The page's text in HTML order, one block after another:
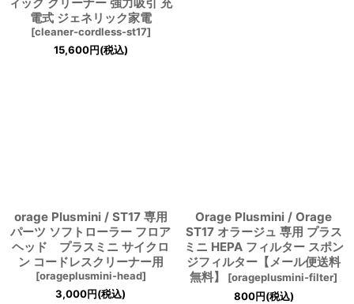
電式 ジェネリック家電
[cleaner-cordless-st17]
15,600円(税込)
orage Plusmini / ST17 専用
パーツ ソフトローラー フロア
ヘッド プラスミニ サイクロ
ン コードレスクリーナー用
[orageplusmini-head]
3,000円(税込)
Orage Plusmini / Orage
ST17 オラージュ 専用 プラス
ミニ HEPA フィルター スポン
ジフィルター【メール便送料
無料】
[orageplusmini-filter]
800円(税込)